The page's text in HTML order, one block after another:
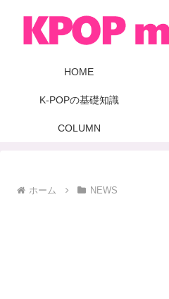
HOME
K-POPの基礎知識
COLUMN
ホーム NEWS